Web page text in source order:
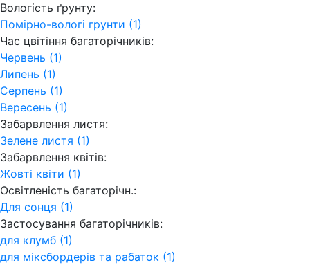
Вологість ґрунту:
Помірно-вологі грунти (1)
Час цвітіння багаторічників:
Червень (1)
Липень (1)
Серпень (1)
Вересень (1)
Забарвлення листя:
Зелене листя (1)
Забарвлення квітів:
Жовті квіти (1)
Освітленість багаторічн.:
Для сонця (1)
Застосування багаторічників:
для клумб (1)
для міксбордерів та рабаток (1)